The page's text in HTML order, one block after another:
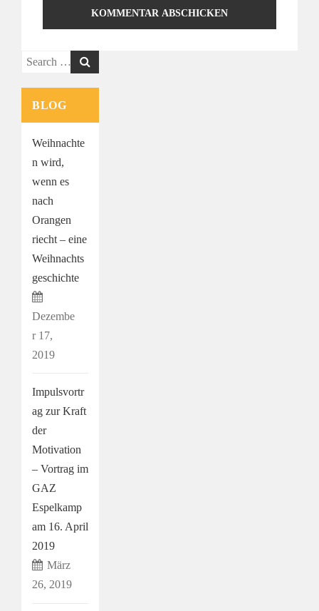
Search
BLOG
Weihnachte
n wird,
wenn es
nach
Orangen
riecht – eine
Weihnachts
geschichte
Dezembe
r 17,
2019
Impulsvortr
ag zur Kraft
der
Motivation
– Vortrag im
GAZ
Espelkamp
am 16. April
2019
März
26, 2019